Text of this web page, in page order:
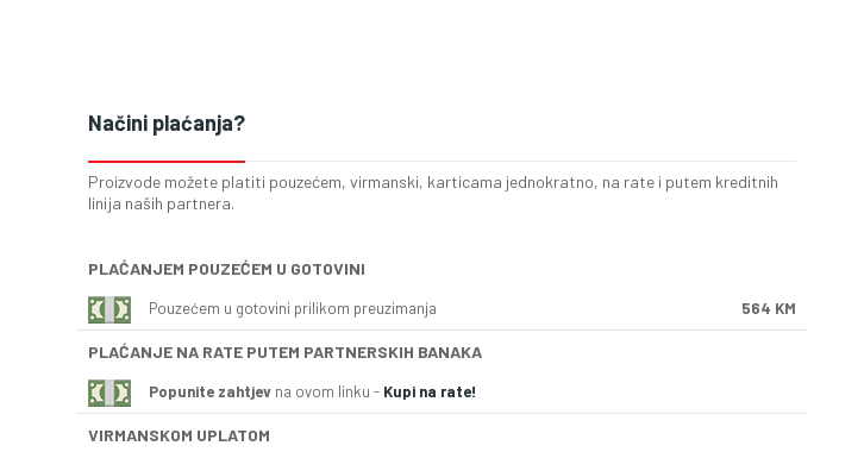
Načini plaćanja?
Proizvode možete platiti pouzećem, virmanski, karticama jednokratno, na rate i putem kreditnih
linija naših partnera.
PLAĆANJEM POUZEĆEM U GOTOVINI
Pouzećem u gotovini prilikom preuzimanja 564 KM
PLAĆANJE NA RATE PUTEM PARTNERSKIH BANAKA
Popunite zahtjev na ovom linku - Kupi na rate!
VIRMANSKOM UPLATOM